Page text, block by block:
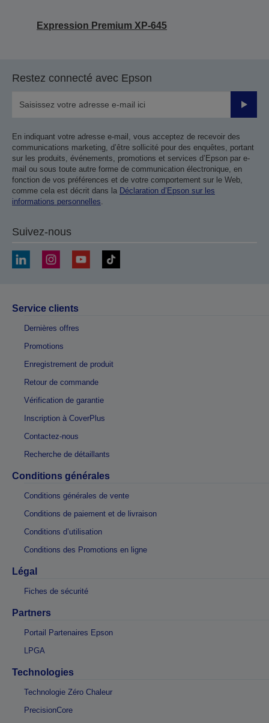
Expression Premium XP-645
Restez connecté avec Epson
Valider
En indiquant votre adresse e-mail, vous acceptez de recevoir des
communications marketing, d’être sollicité pour des enquêtes, portant
sur les produits, événements, promotions et services d’Epson par e-
mail ou sous toute autre forme de communication électronique, en
fonction de vos préférences et de votre comportement sur le Web,
comme cela est décrit dans la Déclaration d’Epson sur les
informations personnelles.
Suivez-nous
Service clients
Dernières offres
Promotions
Enregistrement de produit
Retour de commande
Vérification de garantie
Inscription à CoverPlus
Contactez-nous
Recherche de détaillants
Conditions générales
Conditions générales de vente
Conditions de paiement et de livraison
Conditions d’utilisation
Conditions des Promotions en ligne
Légal
Fiches de sécurité
Partners
Portail Partenaires Epson
LPGA
Technologies
Technologie Zéro Chaleur
PrecisionCore